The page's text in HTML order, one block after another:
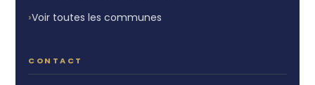
Voir toutes les communes
CONTACT